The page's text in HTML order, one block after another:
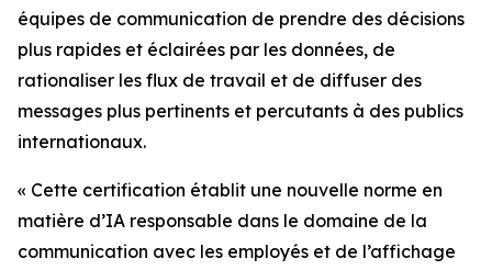
équipes de communication de prendre des décisions
plus rapides et éclairées par les données, de
rationaliser les flux de travail et de diffuser des
messages plus pertinents et percutants à des publics
internationaux.
« Cette certification établit une nouvelle norme en
matière d’IA responsable dans le domaine de la
communication avec les employés et de l’affichage